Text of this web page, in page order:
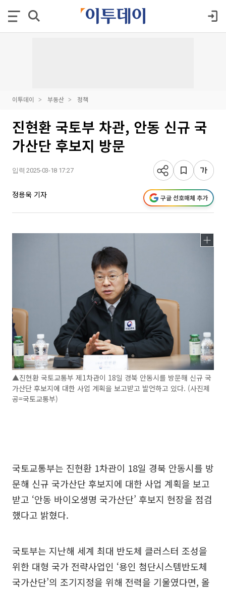
이투데이 부동산 정책
진현환 국토부 차관, 안동 신규 국
가산단 후보지 방문
입력 2025-03-18 17:27
정용욱 기자 구글 선호매체 추가
▲진현환 국토교통부 제1차관이 18일 경북 안동시를 방문해 신규 국
가산단 후보지에 대한 사업 계획을 보고받고 발언하고 있다. (사진제
공=국토교통부)
국토교통부는 진현환 1차관이 18일 경북 안동시를 방
문해 신규 국가산단 후보지에 대한 사업 계획을 보고
받고 ‘안동 바이오생명 국가산단’ 후보지 현장을 점검
했다고 밝혔다.
국토부는 지난해 세계 최대 반도체 클러스터 조성을
위한 대형 국가 전략사업인 ‘용인 첨단시스템반도체
국가산단’의 조기지정을 위해 전력을 기울였다면, 올